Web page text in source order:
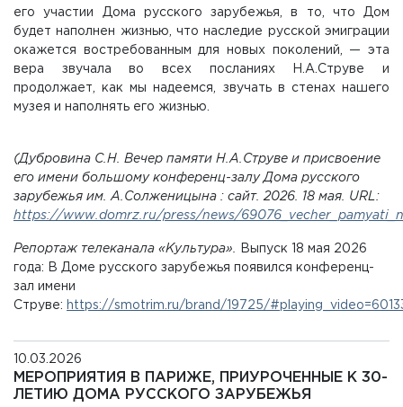
его участии Дома русского зарубежья, в то, что Дом
будет наполнен жизнью, что наследие русской эмиграции
окажется востребованным для новых поколений, — эта
вера звучала во всех посланиях Н.А.Струве и
продолжает, как мы надеемся, звучать в стенах нашего
музея и наполнять его жизнью.
(Дубровина С.Н. Вечер памяти Н.А.Струве и присвоение
его имени большому конференц-залу Дома русского
зарубежья им. А.Солженицына : сайт. 2026. 18 мая. URL:
https://www.domrz.ru/press/news/
Репортаж телеканала «Культура».
Выпуск 18 мая 2026
года: В Доме русского зарубежья появился конференц-
зал имени
Струве: https://smotrim.ru/brand/19725/
10.03.2026
МЕРОПРИЯТИЯ В ПАРИЖЕ, ПРИУРОЧЕННЫЕ К 30-
ЛЕТИЮ ДОМА РУССКОГО ЗАРУБЕЖЬЯ